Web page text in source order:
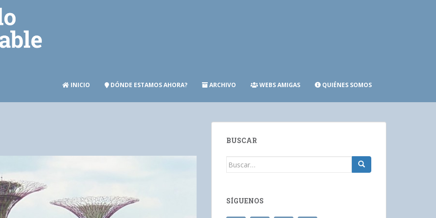
INICIO DÓNDE ESTAMOS AHORA? ARCHIVO WEBS AMIGAS QUIÉNES SOMOS
BUSCAR
Buscar:
SÍGUENOS